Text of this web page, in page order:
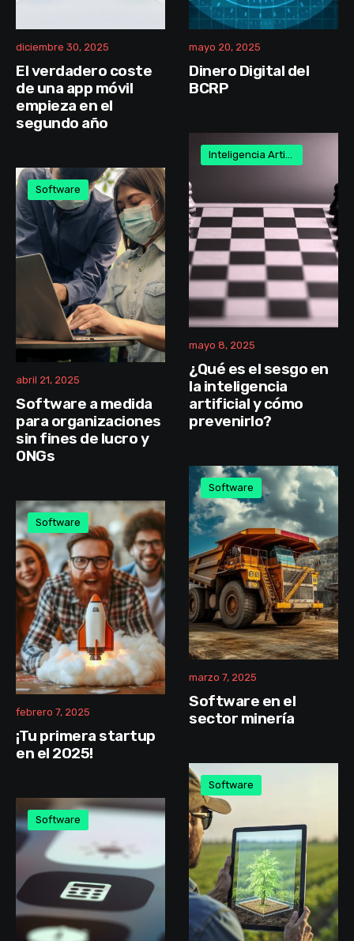
diciembre 30, 2025
El verdadero coste
de una app móvil
empieza en el
segundo año
mayo 20, 2025
Dinero Digital del
BCRP
Inteligencia Artificial
mayo 8, 2025
¿Qué es el sesgo en
la inteligencia
artificial y cómo
prevenirlo?
Software
abril 21, 2025
Software a medida
para organizaciones
sin fines de lucro y
ONGs
Software
marzo 7, 2025
Software en el
sector minería
Software
febrero 7, 2025
¡Tu primera startup
en el 2025!
Software
Software